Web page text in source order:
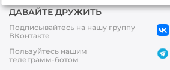
ДАВАЙТЕ ДРУЖИТЬ
Подписывайтесь на нашу группу
ВКонтакте
Пользуйтесь нашим
телеграмм-ботом